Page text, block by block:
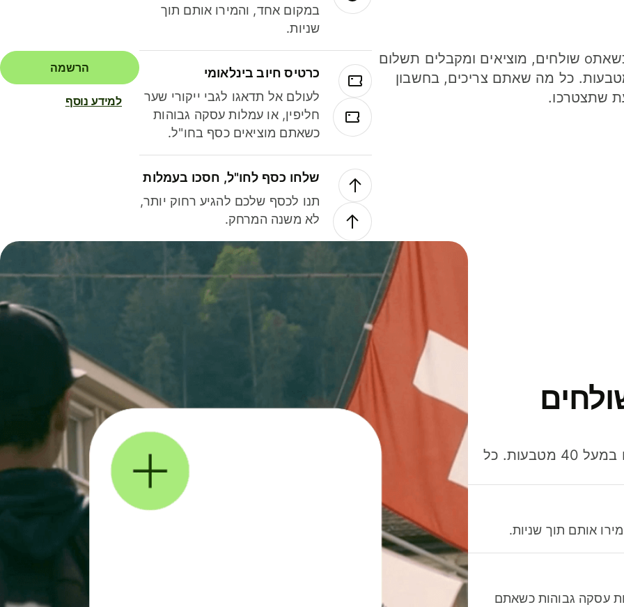
חסכו כסף כשאתo שולחים, מוציאים ומקבלים תשלום
40 מטבעות. כל מה שאתם צריכים, בחשבון
שתצטרכו.
במקום אחד, והמירו אותם תוך
שניות.
כרטיס חיוב בינלאומי
לעולם אל תדאגו לגבי ייקורי שער
חליפין, או עמלות עסקה גבוהות
כשאתם מוציאים כסף בחו"ל.
שלחו כסף לחו"ל, חסכו בעמלות
תנו לכסף שלכם להגיע רחוק יותר,
לא משנה המרחק.
הרשמה
למידע נוסף
חסכו כסף כשאתo שולחים, מוציאים ומקבלים תשלום במעל 40 מטבעות. כל
אותם תוך שניות.
עסקה גבוהות כשאתם